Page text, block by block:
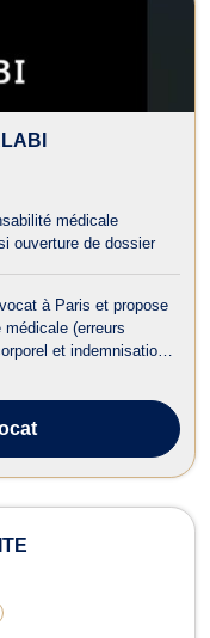
médicale
ouverture de dossier
à Paris et propose
(erreurs
et indemnisation